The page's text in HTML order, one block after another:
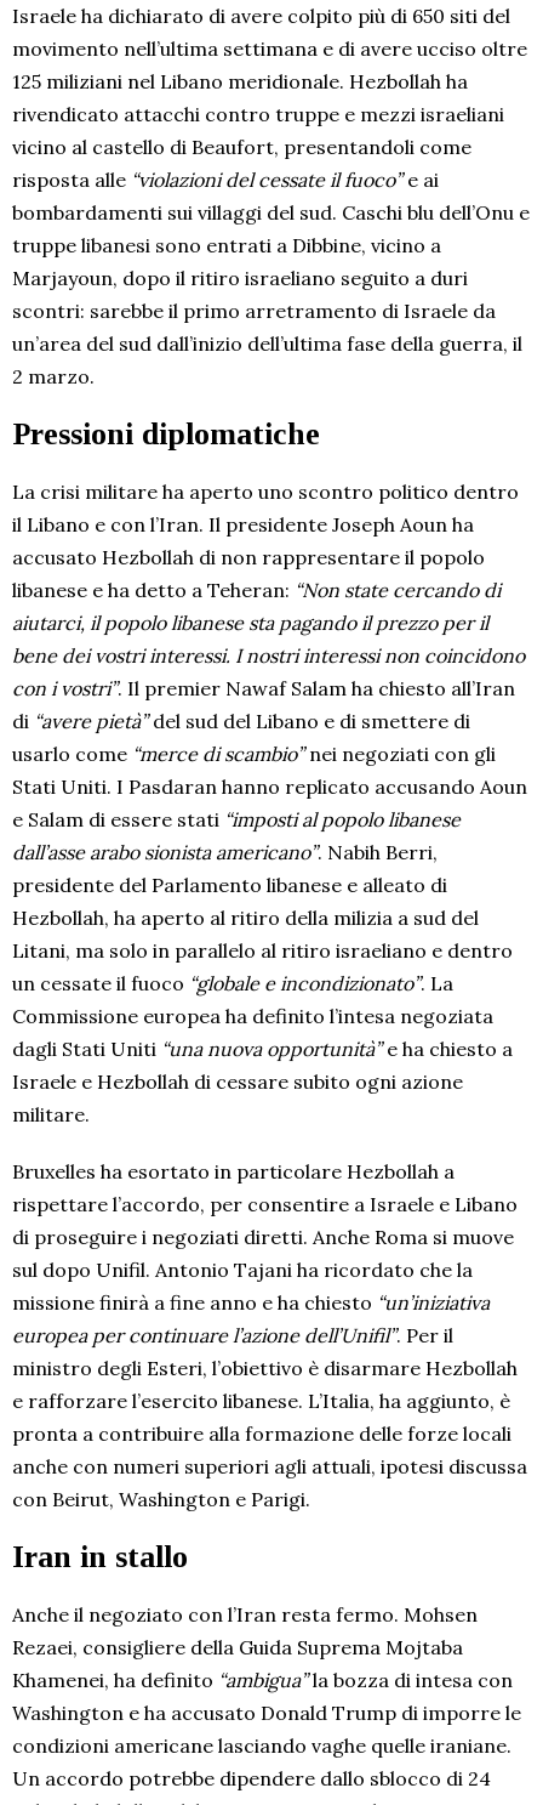
Israele ha dichiarato di avere colpito più di 650 siti del
movimento nell’ultima settimana e di avere ucciso oltre
125 miliziani nel Libano meridionale. Hezbollah ha
rivendicato attacchi contro truppe e mezzi israeliani
vicino al castello di Beaufort, presentandoli come
risposta alle “violazioni del cessate il fuoco”e ai
bombardamenti sui villaggi del sud. Caschi blu dell’Onu e
truppe libanesi sono entrati a Dibbine, vicino a
Marjayoun, dopo il ritiro israeliano seguito a duri
scontri: sarebbe il primo arretramento di Israele da
un’area del sud dall’inizio dell’ultima fase della guerra, il
2 marzo.
Pressioni diplomatiche
La crisi militare ha aperto uno scontro politico dentro
il Libano e con l’Iran. Il presidente Joseph Aoun ha
accusato Hezbollah di non rappresentare il popolo
libanese e ha detto a Teheran: “Non state cercando di
aiutarci, il popolo libanese sta pagando il prezzo per il
bene dei vostri interessi. I nostri interessi non coincidono
con i vostri”. Il premier Nawaf Salam ha chiesto all’Iran
di “avere pietà”del sud del Libano e di smettere di
usarlo come “merce di scambio”nei negoziati con gli
Stati Uniti. I Pasdaran hanno replicato accusando Aoun
e Salam di essere stati “imposti al popolo libanese
dall’asse arabo sionista americano”. Nabih Berri,
presidente del Parlamento libanese e alleato di
Hezbollah, ha aperto al ritiro della milizia a sud del
Litani, ma solo in parallelo al ritiro israeliano e dentro
un cessate il fuoco “globale e incondizionato”. La
Commissione europea ha definito l’intesa negoziata
dagli Stati Uniti “una nuova opportunità”e ha chiesto a
Israele e Hezbollah di cessare subito ogni azione
militare.
Bruxelles ha esortato in particolare Hezbollah a
rispettare l’accordo, per consentire a Israele e Libano
di proseguire i negoziati diretti. Anche Roma si muove
sul dopo Unifil. Antonio Tajani ha ricordato che la
missione finirà a fine anno e ha chiesto “un’iniziativa
europea per continuare l’azione dell’Unifil”. Per il
ministro degli Esteri, l’obiettivo è disarmare Hezbollah
e rafforzare l’esercito libanese. L’Italia, ha aggiunto, è
pronta a contribuire alla formazione delle forze locali
anche con numeri superiori agli attuali, ipotesi discussa
con Beirut, Washington e Parigi.
Iran in stallo
Anche il negoziato con l’Iran resta fermo. Mohsen
Rezaei, consigliere della Guida Suprema Mojtaba
Khamenei, ha definito “ambigua”la bozza di intesa con
Washington e ha accusato Donald Trump di imporre le
condizioni americane lasciando vaghe quelle iraniane.
Un accordo potrebbe dipendere dallo sblocco di 24